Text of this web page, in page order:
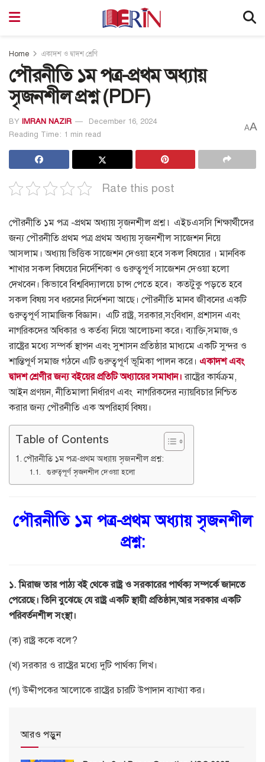
Home একাদশ ও দ্বাদশ শ্রেণি
পৌরনীতি ১ম পত্র-প্রথম অধ্যায়
সৃজনশীল প্রশ্ন (PDF)
BY IMRAN NAZIR
December 16, 2024
Reading Time: 1 min read
AA
Rate this post
পৌরনীতি ১ম পত্র -প্রথম অধ্যায় সৃজনশীল প্রশ্ন ৷ এইচএসসি শিক্ষার্থীদের
জন্য পৌরনীতি প্রথম পত্র প্রথম অধ্যায় সৃজনশীল সাজেশন নিয়ে
আসলাম। অধ্যায় ভিত্তিক সাজেশন দেওয়া হবে সকল বিষয়ের । মানবিক
শাখার সকল বিষয়ের নির্দেশিকা ও গুরুত্বপূর্ণ সাজেশন দেওয়া হলো
দেখবেন। কিভাবে বিশ্ববিদ্যালয়ে চান্স পেতে হবে। কতটুকু পড়তে হবে
সকল বিষয় সব ধরনের নির্দেশনা আছে। পৌরনীতি মানব জীবনের একটি
গুরুত্বপূর্ণ সামাজিক বিজ্ঞান। এটি রাষ্ট্র, সরকার,সংবিধান, প্রশাসন এবং
নাগরিকদের অধিকার ও কর্তব্য নিয়ে আলোচনা করে। ব্যাক্তি,সমাজ,ও
রাষ্ট্রের মধ্যে সম্পর্ক স্থাপন এবং সুশাসন প্রতিষ্ঠার মাধ্যমে একটি সুন্দর ও
শান্তিপূর্ণ সমাজ গঠনে এটি গুরুত্বপূর্ণ ভূমিকা পালন করে। একাদশ এবং
দ্বাদশ শ্রেণীর জন্য বইয়ের প্রতিটি অধ্যায়ের সমাধান। রাষ্ট্রের কার্যক্রম,
আইন প্রণয়ন, নীতিমালা নির্ধারণ এবং নাগরিকদের ন্যায়বিচার নিশ্চিত
করার জন্য পৌরনীতি এক অপরিহার্য বিষয়।
Table of Contents
পৌরনীতি ১ম পত্র-প্রথম অধ্যায় সৃজনশীল প্রশ্ন:
গুরুত্বপূর্ণ সৃজনশীল দেওয়া হলো
পৌরনীতি ১ম পত্র-প্রথম অধ্যায় সৃজনশীল
প্রশ্ন:
১. মিরাজ তার পাঠ্য বই থেকে রাষ্ট্র ও সরকারের পার্থক্য সম্পর্কে জানতে
পেরেছে। তিনি বুঝেছে যে রাষ্ট্র একটি স্থায়ী প্রতিষ্ঠান,আর সরকার একটি
পরিবর্তনশীল সংস্থা।
(ক) রাষ্ট্র ককে বলে?
(খ) সরকার ও রাষ্ট্রের মধ্যে দুটি পার্থক্য লিখ।
(গ) উদ্দীপকের আলোকে রাষ্ট্রের চারটি উপাদান ব্যাখ্যা কর।
আরও পড়ুন